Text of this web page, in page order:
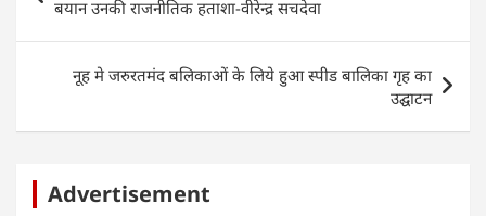
p o
k
बयान उनकी राजनीतिक हताशा-वीरेन्द्र सचदेवा
नूह मे जरुरतमंद बलिकाओं के लिये हुआ स्पीड बालिका गृह का
उद्घाटन
Advertisement